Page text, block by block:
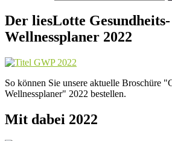
Der liesLotte
Wellnessplaner 2022
So können Sie unsere aktuelle Broschüre
Wellnessplaner" 2022 bestellen.
Mit dabei 2022